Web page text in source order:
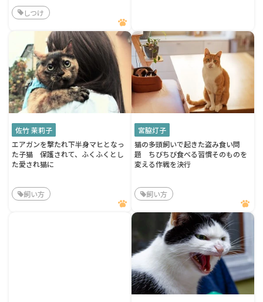
しつけ
佐竹 茉莉子
エアガンを撃たれ下半身マヒとなっ
た子猫 保護されて、ふくふくとし
た愛され猫に
飼い方
宮脇灯子
猫の多頭飼いで起きた盗み食い問
題 ちびちび食べる習慣そのものを
変える作戦を決行
飼い方